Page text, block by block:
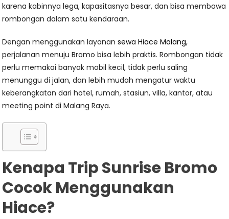
karena kabinnya lega, kapasitasnya besar, dan bisa membawa
rombongan dalam satu kendaraan.
Dengan menggunakan layanansewa Hiace Malang,
perjalanan menuju Bromo bisa lebih praktis. Rombongan tidak
perlu memakai banyak mobil kecil, tidak perlu saling
menunggu di jalan, dan lebih mudah mengatur waktu
keberangkatan dari hotel, rumah, stasiun, villa, kantor, atau
meeting point di Malang Raya.
Kenapa Trip Sunrise Bromo
Cocok Menggunakan
Hiace?